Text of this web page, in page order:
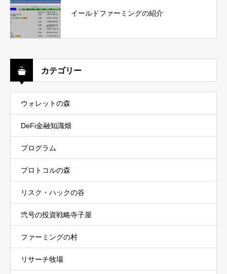
イールドファーミングの紹介
カテゴリー
ウォレットの森
DeFi金融知識畑
プログラム
プロトコルの森
リスク・ハックの谷
弐号の投資戦略寺子屋
ファーミングの村
リサーチ牧場